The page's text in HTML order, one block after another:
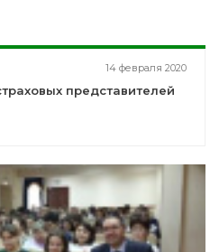
14 февраля 2020
представителей